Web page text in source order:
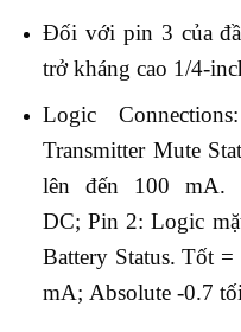
Đối với pin 3 của
trở kháng cao 1/4-
Logic
Transmitter Mute
lên đến 100 mA.
DC; Pin 2: Logic
Battery Status. Tốt
mA; Absolute -0.7